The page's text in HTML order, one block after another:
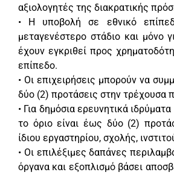
αξιολογητές της διακρατικής
• Η υποβολή σε εθνικό
μεταγενέστερο στάδιο και μόνο
έχουν εγκριθεί προς
επίπεδο.
• Οι επιχειρήσεις μπορούν να
δύο (2) προτάσεις στην τρέχουσα
• Για δημόσια ερευνητικά
το όριο είναι έως δύο (2)
ίδιου εργαστηρίου, σχολής,
• Οι επιλέξιμες δαπάνες
όργανα και εξοπλισμό βάσει